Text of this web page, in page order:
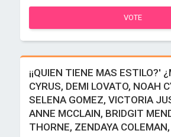
VOTE
¡¡QUIEN TIENE MAS ESTILO?'
CYRUS, DEMI LOVATO, NOAH
SELENA GOMEZ, VICTORIA
ANNE MCCLAIN, BRIDGIT
THORNE, ZENDAYA